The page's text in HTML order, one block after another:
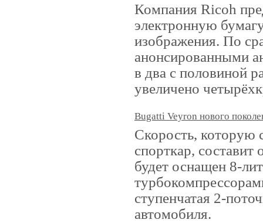
Компания Ricoh
электронную
изображения. По
анонсированными
в два с половиной
увеличено
Bugatti Veyron нового
Скорость, которую
спорткар,
будет оснащен 8-
ступенчатая 2-
автомобиля.